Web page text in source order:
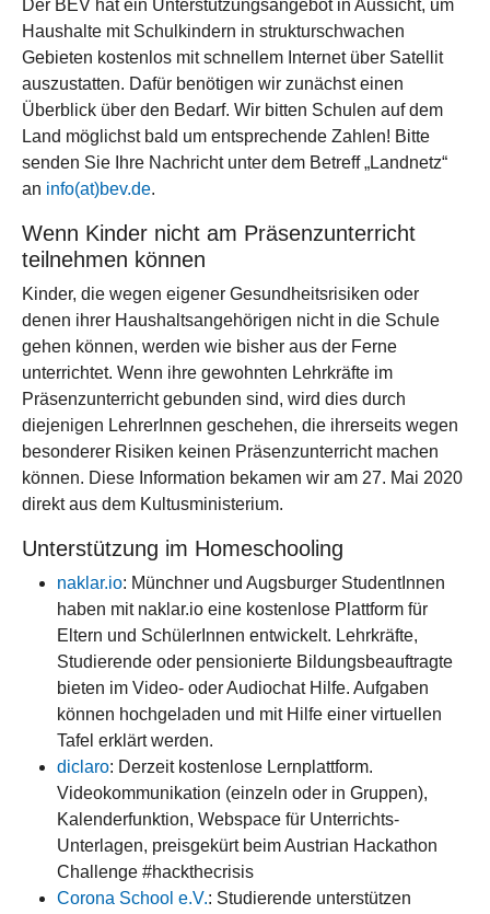
Der BEV hat ein Unterstützungsangebot in Aussicht, um
Haushalte mit Schulkindern in strukturschwachen
Gebieten kostenlos mit schnellem Internet über Satellit
auszustatten. Dafür benötigen wir zunächst einen
Überblick über den Bedarf. Wir bitten Schulen auf dem
Land möglichst bald um entsprechende Zahlen! Bitte
senden Sie Ihre Nachricht unter dem Betreff „Landnetz“
an info(at)bev.de.
Wenn Kinder nicht am Präsenzunterricht
teilnehmen können
Kinder, die wegen eigener Gesundheitsrisiken oder
denen ihrer Haushaltsangehörigen nicht in die Schule
gehen können, werden wie bisher aus der Ferne
unterrichtet. Wenn ihre gewohnten Lehrkräfte im
Präsenzunterricht gebunden sind, wird dies durch
diejenigen LehrerInnen geschehen, die ihrerseits wegen
besonderer Risiken keinen Präsenzunterricht machen
können. Diese Information bekamen wir am 27. Mai 2020
direkt aus dem Kultusministerium.
Unterstützung im Homeschooling
naklar.io: Münchner und Augsburger StudentInnen
haben mit naklar.io eine kostenlose Plattform für
Eltern und SchülerInnen entwickelt. Lehrkräfte,
Studierende oder pensionierte Bildungsbeauftragte
bieten im Video- oder Audiochat Hilfe. Aufgaben
können hochgeladen und mit Hilfe einer virtuellen
Tafel erklärt werden.
diclaro: Derzeit kostenlose Lernplattform.
Videokommunikation (einzeln oder in Gruppen),
Kalenderfunktion, Webspace für Unterrichts-
Unterlagen, preisgekürt beim Austrian Hackathon
Challenge #hackthecrisis
Corona School e.V.: Studierende unterstützen